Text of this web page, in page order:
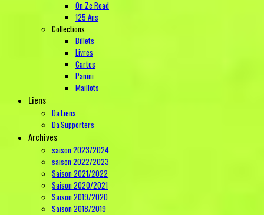
On Ze Road
125 Ans
Collections
Billets
Livres
Cartes
Panini
Maillots
Liens
Da'Liens
Da'Supporters
Archives
saison 2023/2024
saison 2022/2023
Saison 2021/2022
Saison 2020/2021
Saison 2019/2020
Saison 2018/2019